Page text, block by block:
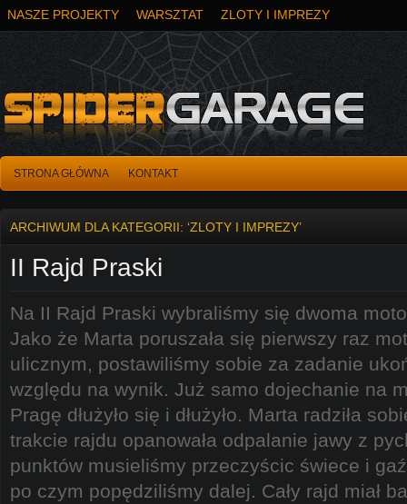
NASZE PROJEKTY WARSZTAT ZLOTY I IMPREZY
STRONA GŁÓWNA KONTAKT
ARCHIWUM DLA KATEGORII: ‘ZLOTY I IMPREZY’
II Rajd Praski
Na II Rajd Praski wybraliśmy się dwoma
Jako że Marta poruszała się pierwszy raz
ulicznym, postawiliśmy sobie za zadanie
względu na wynik. Już samo dojechanie na
Pragę dłużyło się i dłużyło. Marta radziła
trakcie rajdu opanowała odpalanie jawy z
punktów musieliśmy przeczyścic świece i
po czym popędziliśmy dalej. Cały rajd miał